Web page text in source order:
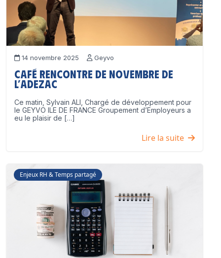
14 novembre 2025 Geyvo
Café Rencontre de Novembre de
l’ADEZAC
Ce matin, Sylvain ALI, Chargé de développement pour
le GEYVO ILE DE FRANCE Groupement d’Employeurs a
eu le plaisir de […]
Lire la suite
Enjeux RH & Temps partagé